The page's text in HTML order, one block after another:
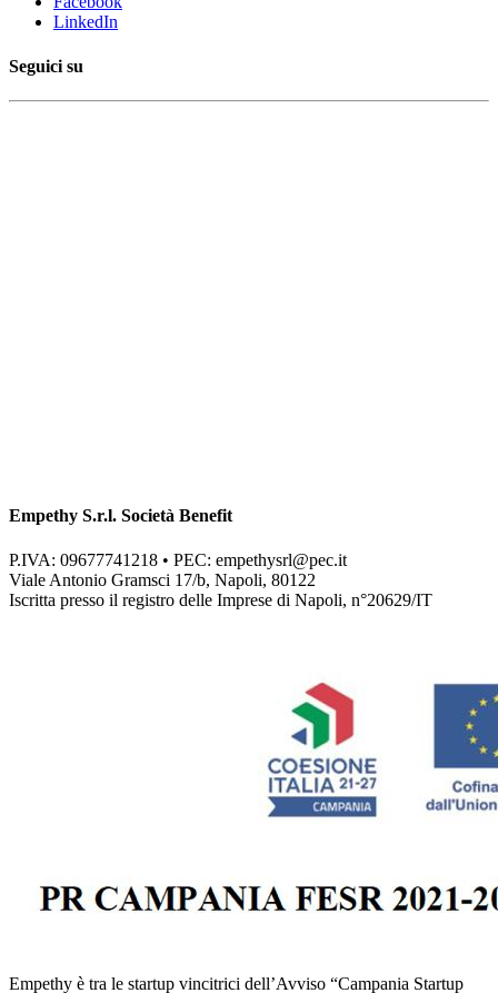
LinkedIn
Seguici su
Empethy S.r.l. Società Benefit
P.IVA: 09677741218 • PEC: empethysrl@pec.it
Viale Antonio Gramsci 17/b, Napoli, 80122
Iscritta presso il registro delle Imprese di Napoli, n°20629/IT
Empethy è tra le startup vincitrici dell’Avviso “Campania Startup